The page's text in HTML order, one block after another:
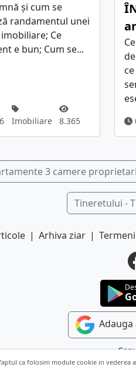
și cum se
randamentul unei
Ce
e bun; Cum se...
Imobiliare 8.365
3 camere proprietari
Tineretului -
| Arhiva ziar |
Adauga
ca folosim module cookie in vederea